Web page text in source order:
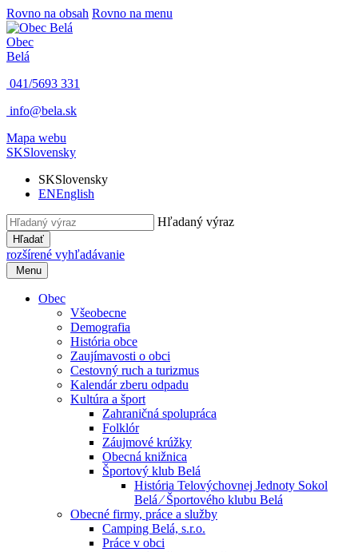
Rovno na obsah Rovno na menu
Obec
Belá
041/5693 331
info@bela.sk
Mapa webu
SKSlovensky
SKSlovensky
ENEnglish
Hľadaný výraz
Hľadať
rozšírené vyhľadávanie
Menu
Obec
Všeobecne
Demografia
História obce
Zaujímavosti o obci
Cestovný ruch a turizmus
Kalendár zberu odpadu
Kultúra a šport
Zahraničná spolupráca
Folklór
Záujmové krúžky
Obecná knižnica
Športový klub Belá
História Telovýchovnej Jednoty Sokol
Belá ⁄ Športového klubu Belá
Obecné firmy, práce a služby
Camping Belá, s.r.o.
Práce v obci